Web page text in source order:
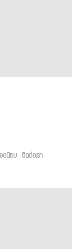
ดนิยม ติดต่อเรา